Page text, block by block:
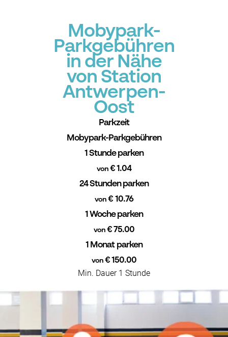
Mobypark-
Parkgebühren
in der Nähe
von Station
Antwerpen-
Oost
Parkzeit
Mobypark-Parkgebühren
1 Stunde parken
von€ 1.04
24 Stunden parken
von € 10.76
1 Woche parken
von€ 75.00
1 Monat parken
von€ 150.00
Min. Dauer 1 Stunde